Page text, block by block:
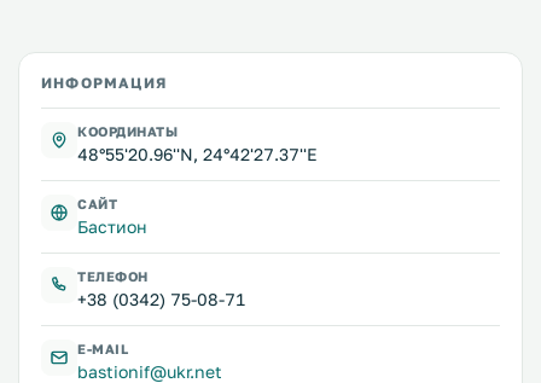
ИНФОРМАЦИЯ
КООРДИНАТЫ
48°55'20.96''N, 24°42'27.37''E
САЙТ
Бастион
ТЕЛЕФОН
+38 (0342) 75-08-71
E-MAIL
bastionif@ukr.net